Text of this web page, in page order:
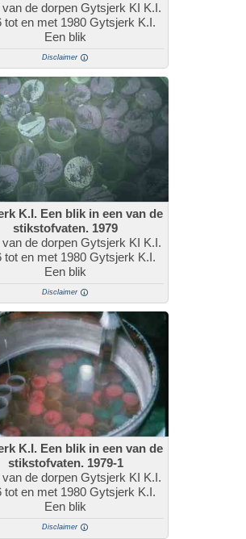
van de dorpen Gytsjerk KI K.I.
tot en met 1980 Gytsjerk K.I.
Een blik
Disclaimer
K.I. Een blik in een van de
stikstofvaten. 1979
van de dorpen Gytsjerk KI K.I.
tot en met 1980 Gytsjerk K.I.
Een blik
Disclaimer
K.I. Een blik in een van de
stikstofvaten. 1979-1
van de dorpen Gytsjerk KI K.I.
tot en met 1980 Gytsjerk K.I.
Een blik
Disclaimer